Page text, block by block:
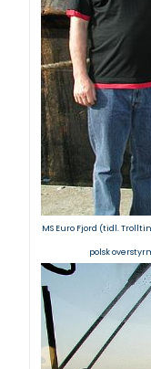
MS Euro Fjord (tidl.
polsk